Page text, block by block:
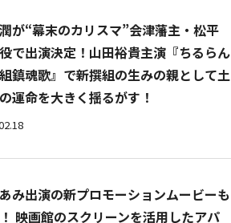
が“幕末のカリスマ”会津藩主・松平
で出演決定！山田裕貴主演『ちるらん
鎮魂歌』で新撰組の生みの親として土
運命を大きく揺るがす！
み出演の新プロモーションムービーも
映画館のスクリーンを活用したアパ